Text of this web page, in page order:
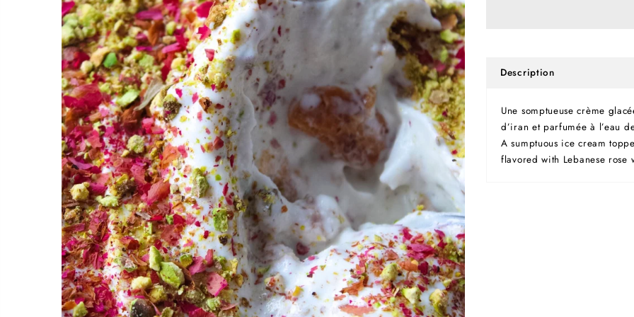
Description
Une somptueuse crème
d’iran et parfumée à l’eau
A sumptuous ice cream
flavored with Lebanese rose